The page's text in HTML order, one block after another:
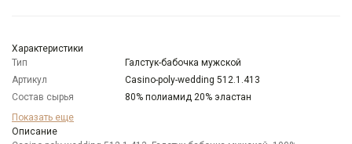
Характеристики
Тип
Галстук-бабочка мужской
Артикул
Casino-poly-wedding 512.1.413
Состав сырья
80% полиамид 20% эластан
Бренд
Модель
Показать еще
Описание